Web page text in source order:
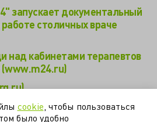
запускает документальный
столичных враче
над кабинетами терапевтов
(www.m24.ru)
к врачу онлайн
cookie , чтобы пользоваться
было удобно